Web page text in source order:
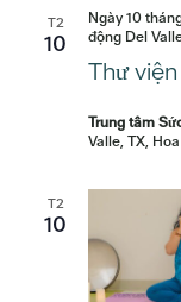
kiện
T2
10
Thư
Ngày 10
động Del
Trung tâm
Valle, TX,
T2
10